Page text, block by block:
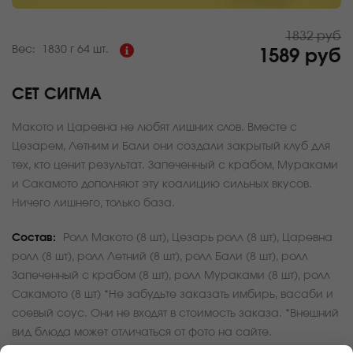
Вес: 1830 г 64 шт. 1589 руб
1832 руб
СЕТ СИГМА
Макото и Царевна не любят лишних слов. Вместе с
Цезарем, Летним и Бали они создали закрытый клуб для
тех, кто ценит результат. Запеченный с крабом, Мураками
и Сакамото дополняют эту коалицию сильных вкусов.
Ничего лишнего, только база.
Состав:
Ролл Макото (8 шт), Цезарь ролл (8 шт), Царевна
ролл (8 шт), ролл Летний (8 шт), ролл Бали (8 шт), ролл
Запеченный с крабом (8 шт), ролл Мураками (8 шт), ролл
Сакамото (8 шт) *Не забудьте заказать имбирь, васаби и
соевый соус. Они не входят в стоимость заказа. *Внешний
вид блюда может отличаться от фото на сайте.